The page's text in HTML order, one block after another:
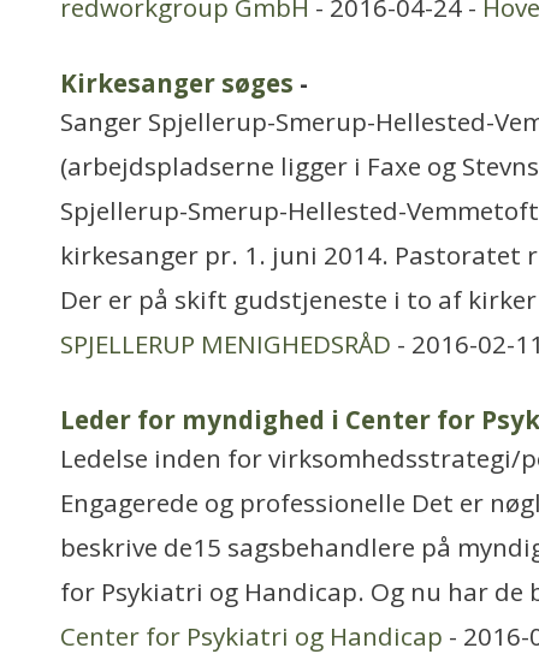
redworkgroup GmbH - 2016-04-24 -
Kirkesanger søges -
Sanger Spjellerup-Smerup-Hellested-
(arbejdspladserne ligger i Faxe og
Spjellerup-Smerup-Hellested-
kirkesanger pr. 1. juni 2014. Pastoratet
Der er på skift gudstjeneste i to af
SPJELLERUP MENIGHEDSRÅD - 2016-02-
Leder for myndighed i Center for
Ledelse inden for virksomhedsstrategi/
Engagerede og professionelle Det er
beskrive de15 sagsbehandlere på
for Psykiatri og Handicap. Og nu har de
Center for Psykiatri og Handicap -